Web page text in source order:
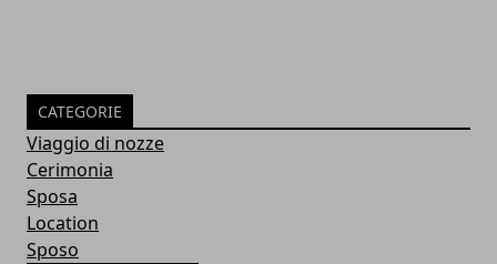
CATEGORIE
Viaggio di nozze
Cerimonia
Sposa
Location
Sposo